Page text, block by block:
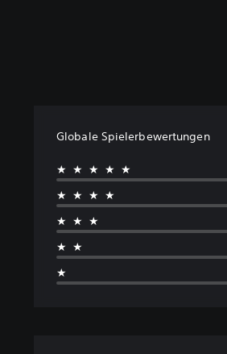
Globale Spielerbewertungen
★★★★★
★★★★
★★★
★★
★